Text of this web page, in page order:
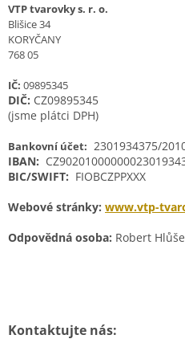
VTP tvarovky s. r. o.
Blišice 34
KORYČANY
768 05
IČ: 09895345
DIČ: CZ09895345
(jsme plátci DPH)
Bankovní účet: 2301934375/
IBAN:
BIC/SWIFT: FIOBCZPPXXX
Webové stránky: www.vtp-
Odpovědná osoba: Robert
Kontaktujte nás: